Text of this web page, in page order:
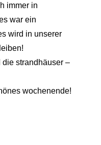
immer in
war ein
wird in unserer
strandhäuser –
wochenende!